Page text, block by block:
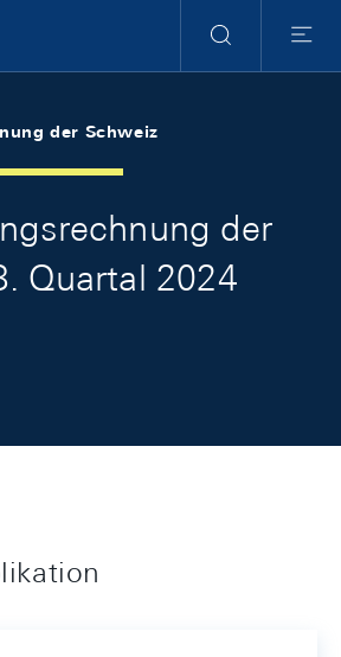
Suche
Menu
der Schweiz
der
Quartal 2024